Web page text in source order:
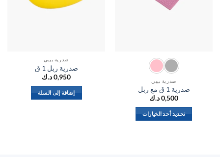
صدرية بيبي
صدرية 1 ق مع ربل
0,500د.ك
تحديد أحد الخيارات
صدرية بيبي
صدرية ربل 1 ق
0,950د.ك
إضافة إلى السلة